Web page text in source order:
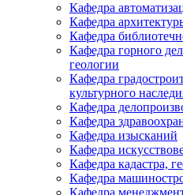
Кафедра
Кафедра
Кафедра
Кафедра горного
геологии
Кафедра
культурного
Кафедра
Кафедра
Кафедра изысканий
Кафедра
Кафедра кадастра,
Кафедра
Кафедра